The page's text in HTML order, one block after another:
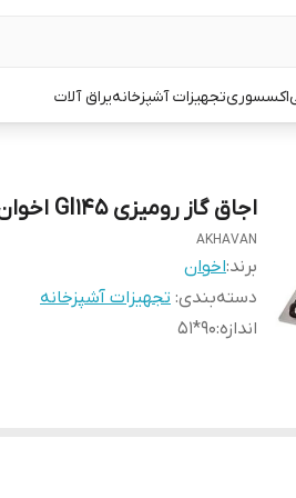
اکسسوریتجهیزات آشپزخانهیراق آلات
اجاق گاز رومیزی GI145 اخوان
AKHAVAN
برند:اخوان
دسته‌بندی: تجهیزات آشپزخانه
اندازه:
90*51